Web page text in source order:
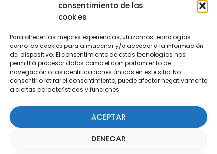
consentimiento de las
cookies
Para ofrecer las mejores experiencias, utilizamos tecnologías
como las cookies para almacenar y/o acceder a la información
del dispositivo. El consentimiento de estas tecnologías nos
permitirá procesar datos como el comportamiento de
navegación o las identificaciones únicas en este sitio. No
consentir o retirar el consentimiento, puede afectar negativamente
a ciertas características y funciones.
ACEPTAR
DENEGAR
Subscribe to our Newsletter
SUBSCRIBE HERE